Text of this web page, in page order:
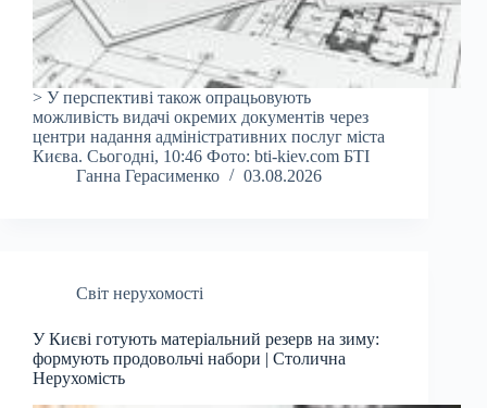
> У перспективі також опрацьовують
можливість видачі окремих документів через
центри надання адміністративних послуг міста
Києва. Сьогодні, 10:46 Фото: bti-kiev.com БТІ
Ганна Герасименко
03.08.2026
Світ нерухомості
У Києві готують матеріальний резерв на зиму:
формують продовольчі набори | Столична
Нерухомість